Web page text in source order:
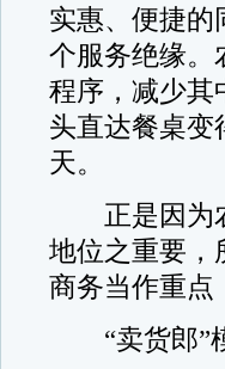
实惠、便捷的
个服务绝缘。
程序，减少其
头直达餐桌变
天。
正是因为农
地位之重要，
商务当作重点
“卖货郎”